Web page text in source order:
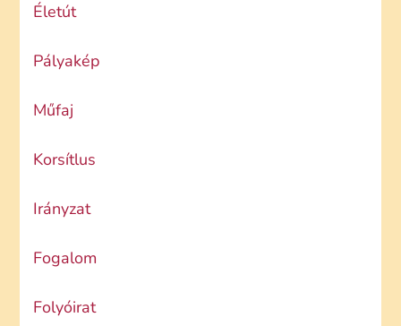
Életút
Pályakép
Műfaj
Korsítlus
Irányzat
Fogalom
Folyóirat